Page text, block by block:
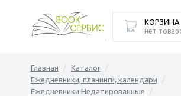
Главная
Каталог
Ежедневники, планинги, календари
Ежедневники Недатированные
КОРЗИНА
нет